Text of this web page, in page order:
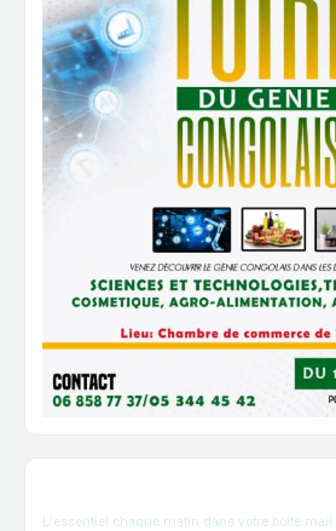
L'essentiel chaque matin dans votre boîte mail.